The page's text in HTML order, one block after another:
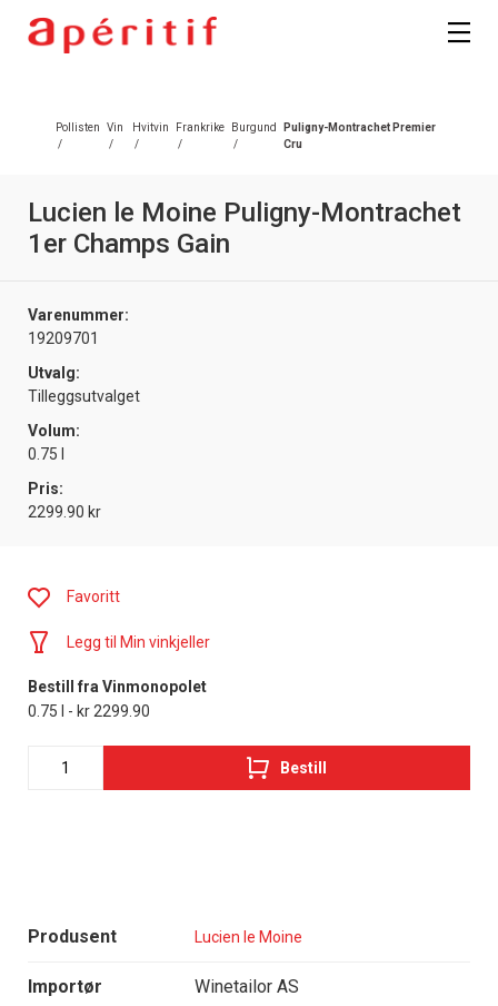
Pollisten
/
Vin
/
Hvitvin
/
Frankrike
/
Burgund
/
Puligny-Montrachet Premier
Cru
Lucien le Moine Puligny-Montrachet
1er Champs Gain
Varenummer:
19209701
Utvalg:
Tilleggsutvalget
Volum:
0.75 l
Pris:
2299.90 kr
Produsent Lucien le Moine
Importør Winetailor AS
Favoritt
Legg til Min vinkjeller
Bestill fra Vinmonopolet
0.75 l - kr 2299.90
Bestill